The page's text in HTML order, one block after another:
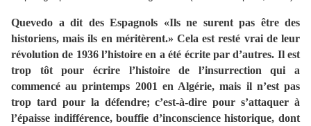
Quevedo a dit des Espagnols «Ils ne surent pas être des
historiens, mais ils en méritèrent.» Cela est resté vrai de leur
révolution de 1936 l’histoire en a été écrite par d’autres. Il est
trop tôt pour écrire l’histoire de l’insurrection qui a
commencé au printemps 2001 en Algérie, mais il n’est pas
trop tard pour la défendre; c’est-à-dire pour s’attaquer à
l’épaisse indifférence, bouffie d’inconscience historique, dont